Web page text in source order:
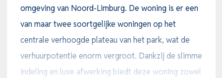
omgeving van Noord-Limburg. De woning is er een
van maar twee soortgelijke woningen op het
centrale verhoogde plateau van het park, wat de
verhuurpotentie enorm vergroot. Dankzij de slimme
indeling en luxe afwerking biedt deze woning zowel